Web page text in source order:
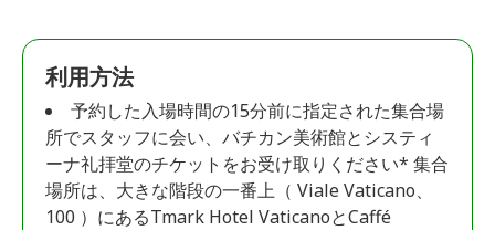
利用方法
予約した入場時間の15分前に指定された集合場
所でスタッフに会い、バチカン美術館とシスティ
ーナ礼拝堂のチケットをお受け取りください* 集合
場所は、大きな階段の一番上（ Viale Vaticano、
100 ）にあるTmark Hotel VaticanoとCaffé